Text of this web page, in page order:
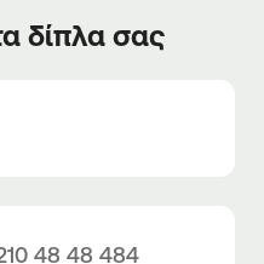
δίπλα σας
48 48 484